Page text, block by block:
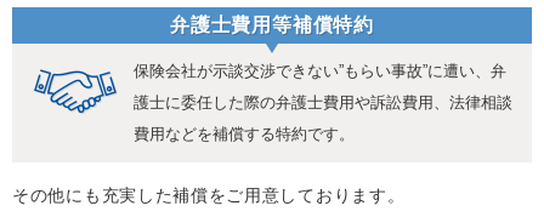
弁護士費用等補償特約
保険会社が示談交渉できない”もらい事故”に遭い、弁
護士に委任した際の弁護士費用や訴訟費用、法律相談
費用などを補償する特約です。
その他にも充実した補償をご用意しております。